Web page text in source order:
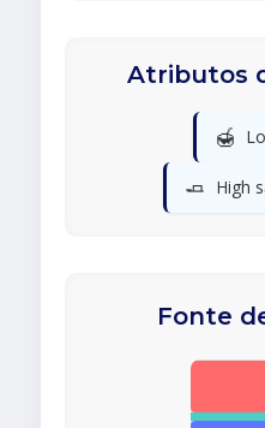
Atributos
🍯
🧈 High
Fonte